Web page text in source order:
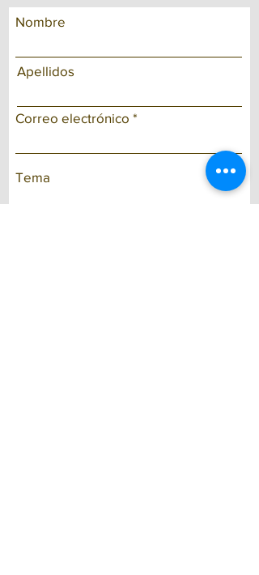
Nombre
Apellidos
Correo electrónico
Tema